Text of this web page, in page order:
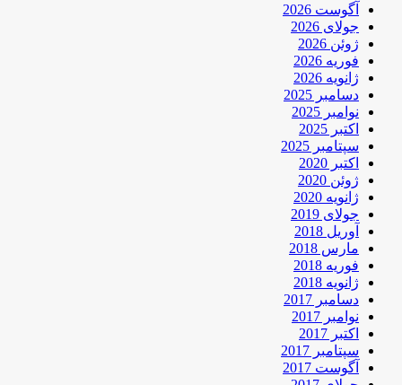
آگوست 2026
جولای 2026
ژوئن 2026
فوریه 2026
ژانویه 2026
دسامبر 2025
نوامبر 2025
اکتبر 2025
سپتامبر 2025
اکتبر 2020
ژوئن 2020
ژانویه 2020
جولای 2019
آوریل 2018
مارس 2018
فوریه 2018
ژانویه 2018
دسامبر 2017
نوامبر 2017
اکتبر 2017
سپتامبر 2017
آگوست 2017